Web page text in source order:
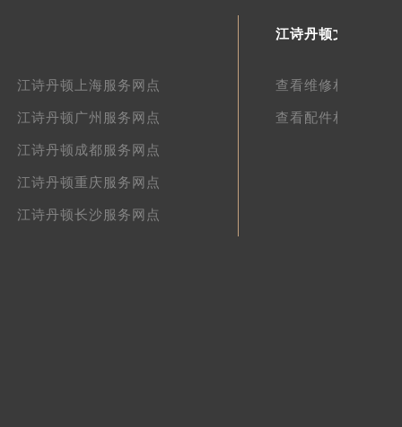
江诗丹顿上海服务网点
江诗丹顿广州服务网点
江诗丹顿成都服务网点
江诗丹顿重庆服务网点
江诗丹顿长沙服务网点
江诗丹顿文章库
查看维修相关文章
查看配件相关文章